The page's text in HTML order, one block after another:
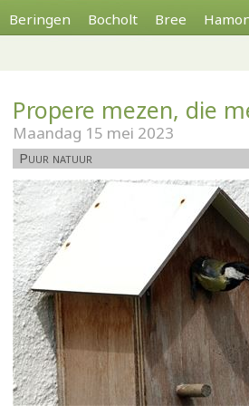
Beringen Bocholt Bree
Propere mezen, die
Maandag 15 mei 2023
Puur natuur